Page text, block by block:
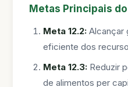
Metas Principais do
Meta 12.2: Alcançar
eficiente dos
Meta 12.3: Reduzir
de alimentos per